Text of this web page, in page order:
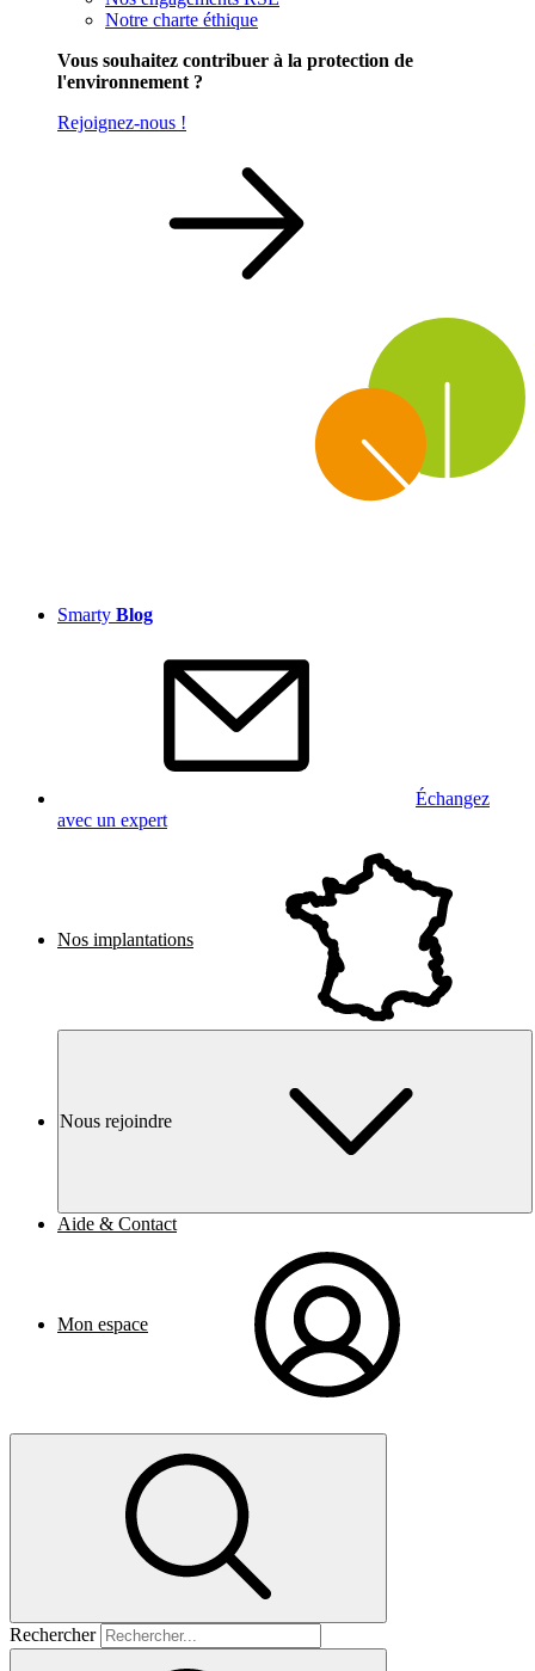
Notre charte éthique
Vous souhaitez contribuer à la protection de
l'environnement ?
Rejoignez-nous !
Smarty Blog
Échangez
avec un expert
Nos implantations
Nous rejoindre
Aide & Contact
Mon espace
Rechercher